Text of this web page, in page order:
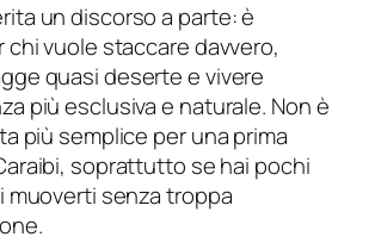
un discorso a parte: è
vuole staccare davvero,
quasi deserte e vivere
più esclusiva e naturale. Non è
più semplice per una prima
soprattutto se hai pochi
muoverti senza troppa